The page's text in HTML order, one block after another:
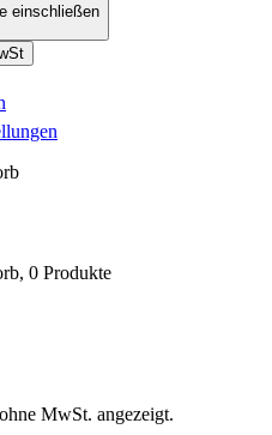
einschließen
, 0 Produkte
MwSt. angezeigt.